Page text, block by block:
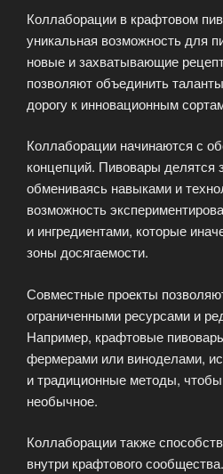
Коллаборации в крафтовом
уникальная возможность для
новые и захватывающие
позволяют объединить
дорогу к инновационным
Коллаборации начинаются с
концепций. Пивовары делятся
обмениваясь навыками и
возможность
и ингредиентами, которые
зоны досягаемости.
Совместные проекты
ограниченными ресурсами и
Например, крафтовые
фермерами или виноделами,
и традиционные методы, чтобы
необычное.
Коллаборации также
внутри крафтового